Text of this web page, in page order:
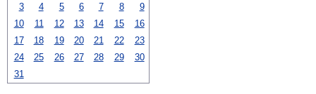
3
4 5 6 7 8
9
10
11 12 13 14 15
16
17
18 19 20 21 22
23
24
25 26 27 28 29
30
31